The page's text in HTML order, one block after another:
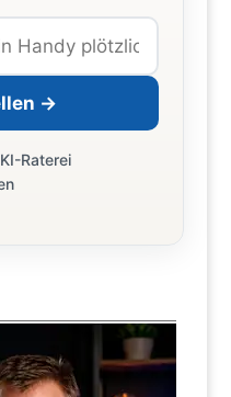
→
Raterei